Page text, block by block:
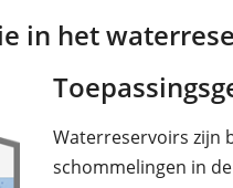
in het
Waterreservoirs zijn
schommelingen in